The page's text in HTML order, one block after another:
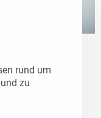
rund um
zu